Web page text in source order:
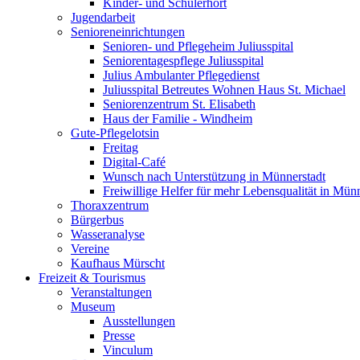
Kinder- und Schülerhort
Jugendarbeit
Senioreneinrichtungen
Senioren- und Pflegeheim Juliusspital
Seniorentagespflege Juliusspital
Julius Ambulanter Pflegedienst
Juliusspital Betreutes Wohnen Haus St. Michael
Seniorenzentrum St. Elisabeth
Haus der Familie - Windheim
Gute-Pflegelotsin
Freitag
Digital-Café
Wunsch nach Unterstützung in Münnerstadt
Freiwillige Helfer für mehr Lebensqualität in
Thoraxzentrum
Bürgerbus
Wasseranalyse
Vereine
Kaufhaus Mürscht
Freizeit & Tourismus
Veranstaltungen
Museum
Ausstellungen
Presse
Vinculum